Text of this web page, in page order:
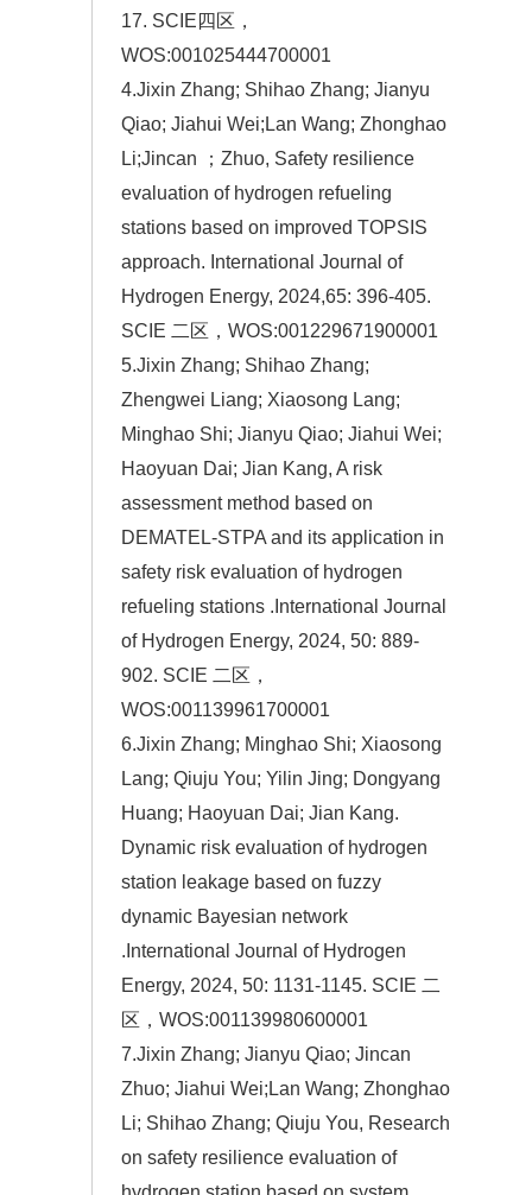
17. SCIE四区，
WOS:001025444700001
4.Jixin Zhang; Shihao Zhang; Jianyu
Qiao; Jiahui Wei;Lan Wang; Zhonghao
Li;Jincan ；Zhuo, Safety resilience
evaluation of hydrogen refueling
stations based on improved TOPSIS
approach. International Journal of
Hydrogen Energy, 2024,65: 396-405.
SCIE 二区，WOS:001229671900001
5.Jixin Zhang; Shihao Zhang;
Zhengwei Liang; Xiaosong Lang;
Minghao Shi; Jianyu Qiao; Jiahui Wei;
Haoyuan Dai; Jian Kang, A risk
assessment method based on
DEMATEL-STPA and its application in
safety risk evaluation of hydrogen
refueling stations .International Journal
of Hydrogen Energy, 2024, 50: 889-
902. SCIE 二区，
WOS:001139961700001
6.Jixin Zhang; Minghao Shi; Xiaosong
Lang; Qiuju You; Yilin Jing; Dongyang
Huang; Haoyuan Dai; Jian Kang.
Dynamic risk evaluation of hydrogen
station leakage based on fuzzy
dynamic Bayesian network
.International Journal of Hydrogen
Energy, 2024, 50: 1131-1145. SCIE 二
区，WOS:001139980600001
7.Jixin Zhang; Jianyu Qiao; Jincan
Zhuo; Jiahui Wei;Lan Wang; Zhonghao
Li; Shihao Zhang; Qiuju You, Research
on safety resilience evaluation of